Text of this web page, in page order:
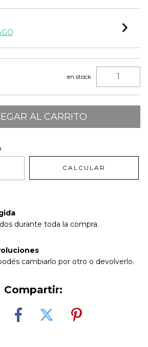
en stock
CALCULAR
durante toda la compra.
cambiarlo por otro o devolverlo.
Compartir: